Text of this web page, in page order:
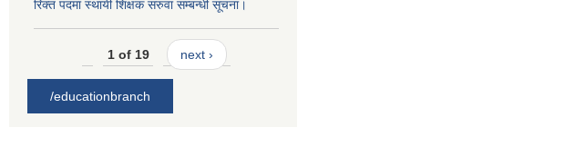
रिक्त पदमा स्थायी शिक्षक सरुवा सम्बन्धी सूचना।
1 of 19 next ›
/educationbranch